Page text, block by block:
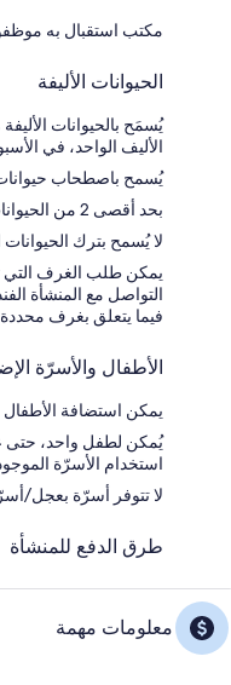
مكتب استقبال به
الحيوانات الأليفة
الأليف الواحد، في
يُسمح باصطحاب
بحد أقصى 2 من الحيوانات الأليفة
لا يُسمح بترك
يمكن طلب الغرف التي
التواصل مع المنشأة
فيما يتعلق بغرف
الأطفال والأسرّة
يمكن استضافة
استخدام الأسرّة
لا تتوفر أسرّة بعجل/
طرق الدفع للمنشأة
معلومات مهمة